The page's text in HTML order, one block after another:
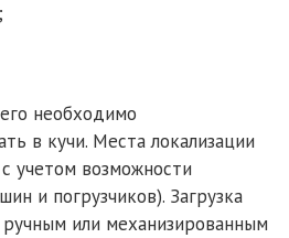
необходимо
в кучи. Места локализации
учетом возможности
и погрузчиков). Загрузка
ручным или механизированным